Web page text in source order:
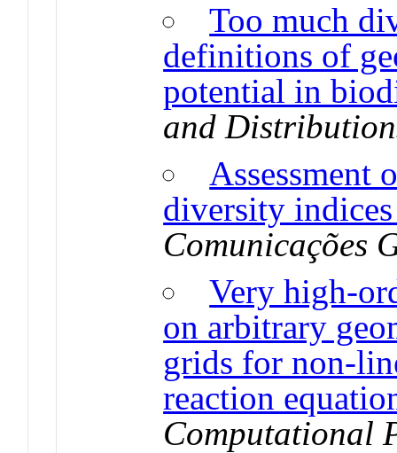
Too much
definitions of
potential in
and
Assessment
diversity
Comunicações
Very high-
on arbitrary
grids for non-
reaction
Computational